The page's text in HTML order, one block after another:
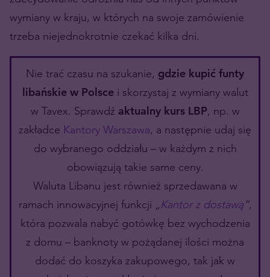
wymiany w kraju, w których na swoje zamówienie
trzeba niejednokrotnie czekać kilka dni.
Nie trać czasu na szukanie, gdzie kupić funty
libańskie w Polscei skorzystaj z wymiany walut
w Tavex. Sprawdź aktualny kurs LBP, np. w
zakładce Kantory Warszawa, a następnie udaj się
do wybranego oddziału – w każdym z nich
obowiązują takie same ceny.
Waluta Libanu jest również sprzedawana w
ramach innowacyjnej funkcji „Kantor z dostawą”,
która pozwala nabyć gotówkę bez wychodzenia
z domu – banknoty w pożądanej ilości można
dodać do koszyka zakupowego, tak jak w